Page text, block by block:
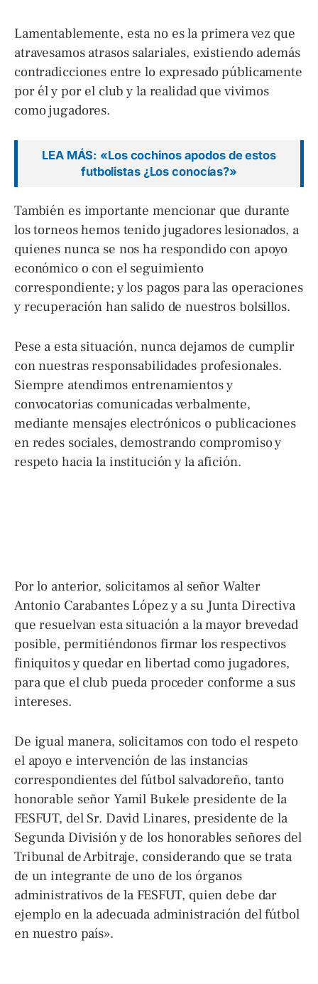
Lamentablemente, esta no es la primera vez que
atravesamos atrasos salariales, existiendo además
contradicciones entre lo expresado públicamente
por él y por el club y la realidad que vivimos
como jugadores.
LEA MÁS: «Los cochinos apodos de estos
futbolistas ¿Los conocías?»
También es importante mencionar que durante
los torneos hemos tenido jugadores lesionados, a
quienes nunca se nos ha respondido con apoyo
económico o con el seguimiento
correspondiente; y los pagos para las operaciones
y recuperación han salido de nuestros bolsillos.
Pese a esta situación, nunca dejamos de cumplir
con nuestras responsabilidades profesionales.
Siempre atendimos entrenamientos y
convocatorias comunicadas verbalmente,
mediante mensajes electrónicos o publicaciones
en redes sociales, demostrando compromiso y
respeto hacia la institución y la afición.
Por lo anterior, solicitamos al señor Walter
Antonio Carabantes López y a su Junta Directiva
que resuelvan esta situación a la mayor brevedad
posible, permitiéndonos firmar los respectivos
finiquitos y quedar en libertad como jugadores,
para que el club pueda proceder conforme a sus
intereses.
De igual manera, solicitamos con todo el respeto
el apoyo e intervención de las instancias
correspondientes del fútbol salvadoreño, tanto
honorable señor Yamil Bukele presidente de la
FESFUT, del Sr. David Linares, presidente de la
Segunda División y de los honorables señores del
Tribunal de Arbitraje, considerando que se trata
de un integrante de uno de los órganos
administrativos de la FESFUT, quien debe dar
ejemplo en la adecuada administración del fútbol
en nuestro país».